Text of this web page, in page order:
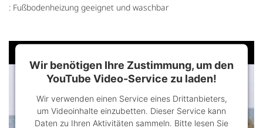
: Fußbodenheizung geeignet und waschbar
Wir benötigen Ihre Zustimmung, um den
YouTube Video-Service zu laden!
Wir verwenden einen Service eines Drittanbieters,
um Videoinhalte einzubetten. Dieser Service kann
Daten zu Ihren Aktivitäten sammeln. Bitte lesen Sie